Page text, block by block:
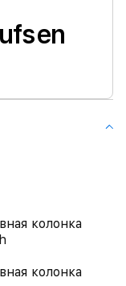
колонка
колонка